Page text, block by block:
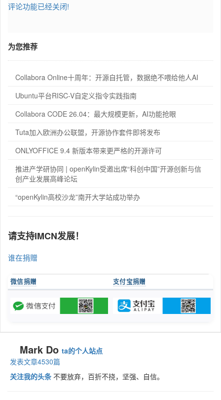
评论功能已经关闭!
为您推荐
Collabora Online十周年：开源自托管，数据绝不喂给他人AI
Ubuntu平台RISC-V自定义指令实践指南
Collabora CODE 26.04：最大规模更新，AI功能抢眼
Tuta加入欧洲办公联盟，开源协作套件即将发布
ONLYOFFICE 9.4 新版本带来更严格的开源许可
推进产学研协同 | openKylin受邀出席“科创中国”开源创新与信
创产业发展高峰论坛
“openKylin高校沙龙”南开大学站成功举办
请支持IMCN发展！
谁在捐赠
微信捐赠 支付宝捐赠
Mark Do ta的个人站点
发表文章4530篇
关注我的头条 不要放弃，百折不挠，坚强、自信。